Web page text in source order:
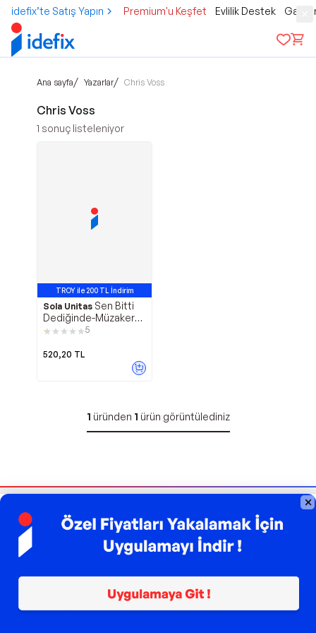
idefix’te Satış Yapın Premium'u Keşfet Evlilik Destek
Ana sayfa/ Yazarlar/ Chris Voss
Chris Voss
1 sonuç listeleniyor
TROY ile 200 TL İndirim
Sola Unitas Sen Bitti
Dediğinde-Müzakere
ve Arabuluculuk
5
520,20 TL
1 üründen 1 ürün görüntülediniz
Bizi Takip Edin